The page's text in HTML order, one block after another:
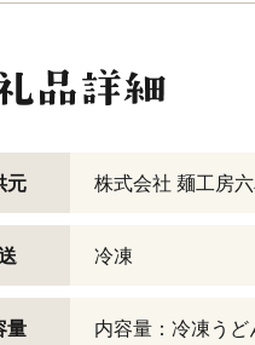
元 株式会社 麺工房
冷凍
量
内容量：冷凍う